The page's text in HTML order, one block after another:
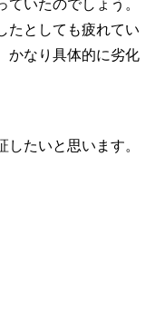
いたのでしょう。
たとしても疲れてい
かなり具体的に劣化
たいと思います。